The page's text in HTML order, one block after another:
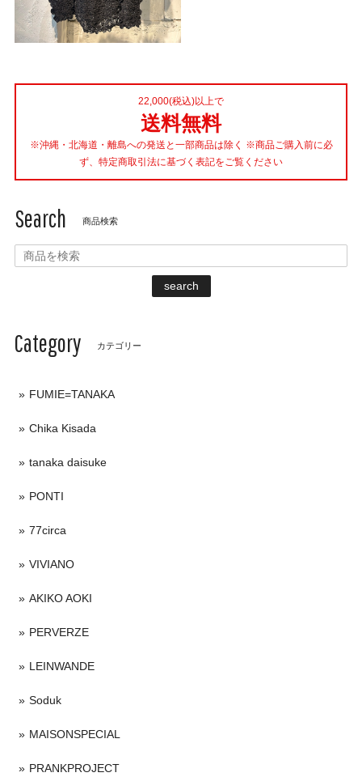
22,000(税込)以上で
送料無料
※沖縄・北海道・離島への発送と一部商品は除く ※商品ご購入前に必
ず、特定商取引法に基づく表記をご覧ください
Search 商品検索
search
Category カテゴリー
FUMIE=TANAKA
Chika Kisada
tanaka daisuke
PONTI
77circa
VIVIANO
AKIKO AOKI
PERVERZE
LEINWANDE
Soduk
MAISONSPECIAL
PRANKPROJECT